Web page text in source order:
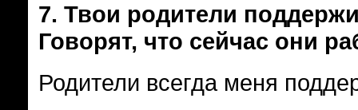
7. Твои родители
Говорят, что сейчас они
Родители всегда меня